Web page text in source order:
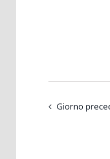
Giorno